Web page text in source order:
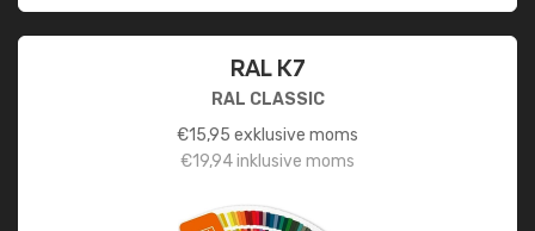
RAL K7
RAL CLASSIC
€15,95 exklusive moms
€19,94inklusive moms